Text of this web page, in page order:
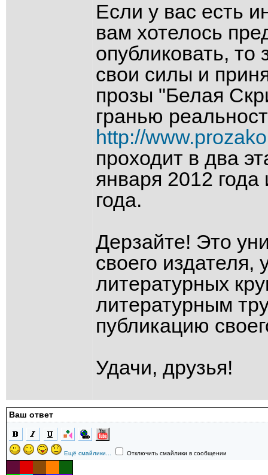
Если у вас есть
вам хотелось
опубликовать,
свои силы и
прозы "Белая
гранью
http://
проходит в два
января 2012
года.
Дерзайте! Это
своего издателя,
литературных
литературным
публикацию
Удачи, друзья!
Ваш ответ
Ещё смайлики... Отключить смайлики в сообщении